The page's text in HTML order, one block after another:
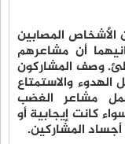
الأشخاص المصابين
أن مشاعرهم
وصف المشاركون
والاستمتاع
مشاعر الغضب
كانت إيجابية أو
المشاركين.